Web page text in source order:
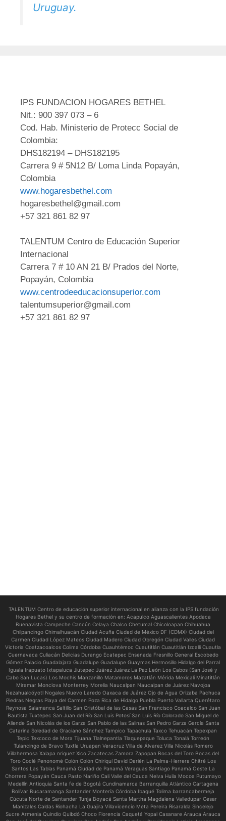
Uruguay.
IPS FUNDACION HOGARES BETHEL
Nit.: 900 397 073 – 6
Cod. Hab. Ministerio de Protecc Social de
Colombia:
DHS182194 – DHS182195
Carrera 9 # 5N12 B/ Loma Linda Popayán,
Colombia
www.hogaresbethel.com
hogaresbethel@gmail.com
+57 321 861 82 97
TALENTUM Centro de Educación Superior
Internacional
Carrera 7 # 10 AN 21 B/ Prados del Norte,
Popayán, Colombia
www.centrodeeducacionsuperior.com
talentumsuperior@gmail.com
+57 321 861 82 97
TALENTUM Centro de educación superior internacional en alianza con la IPS fundación
Hogares Bethel y su centro de formación en: Acapulco Aguascalientes Apodaca
Buenavista Campeche Cancún Celaya Chalco Chetumal Chicoloapan Chihuahua
Chilpancingo Chimalhuacán Ciudad Acuña Ciudad de México DF (CDMX) Ciudad del
Carmen Ciudad López Mateos Ciudad Madero Ciudad Obregón Ciudad Valles Ciudad
Victoria Coatzacoalcos Colima Córdoba Cuauhtémoc Cuautitlán Cuautitlán Izcalli Cuautla
Cuernavaca Culiacán Delicias Durango Ecatepec Ensenada Fresnillo General Escobedo
Gómez Palacio Guadalajara Guadalupe Guadalupe Guaymas Hermosillo Hidalgo del Parral
Iguala Irapuato Ixtapaluca Jiutepec Juárez Juárez La Paz León Los Cabos (San José y
Cabo San Lucas) Los Mochis Manzanillo Matamoros Mazatlán Mérida Mexicali Minatitlán
Miramar Monclova Monterrey Morelia Naucalpan Naucalpan de Juárez Navojoa
Nezahualcóyotl Nogales Nuevo Laredo Oaxaca de Juárez Ojo de Agua Orizaba Pachuca
Piedras Negras Playa del Carmen Poza Rica de Hidalgo Puebla Puerto Vallarta Querétaro
Reynosa Salamanca Saltillo San Cristóbal de las Casas San Francisco Coacalco San Juan
Bautista Tuxtepec San Juan del Río San Luis Potosí San Luis Río Colorado San Miguel de
Allende San Nicolás de los Garza San Pablo de las Salinas San Pedro Garza García Santa
Catarina Soledad de Graciano Sánchez Tampico Tapachula Taxco Tehuacán Tepexpan
Tepic Texcoco de Mora Tijuana Tlalnepantla Tlaquepaque Toluca Tonalá Torreón
Tulancingo de Bravo Tuxtla Uruapan Veracruz Villa de Álvarez Villa Nicolás Romero
Villahermosa Xalapa nriquez Xico Zacatecas Zamora Zapopan Bocas del Toro Bocas del
Toro Coclé Penonomé Colón Colón Chiriquí David Darién La Palma-Herrera Chitré Los
Santos Las Tablas Panamá Ciudad de Panamá Veraguas Santiago Panamá Oeste La
Chorrera Popayán Cauca Pasto Nariño Cali Valle del Cauca Neiva Huila Mocoa Putumayo
Medellín Antioquia Santa fe de Bogotá Cundinamarca Barranquilla Atlántico Cartagena
Bolívar Bucaramanga Santander Montería Córdoba Ibagué Tolima barrancabermeja
Cúcuta Norte de Santander Tunja Boyacá Santa Martha Magdalena Valledupar Cesar
Manizales Caldas Riohacha La Guajira Villavicencio Meta Pereira Risaralda Sincelejo
Sucre Armenia Quindío Quibdó Choco Florencia Caquetá Yopal Casanare Arauca Arauca